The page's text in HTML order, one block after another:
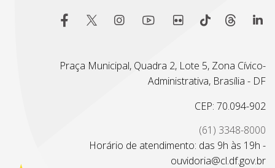
Praça Municipal, Quadra 2, Lote 5, Zona Cívico-
Administrativa, Brasília - DF
CEP: 70.094-902
(61) 3348-8000
Horário de atendimento: das 9h às 19h -
ouvidoria@cl.df.gov.br